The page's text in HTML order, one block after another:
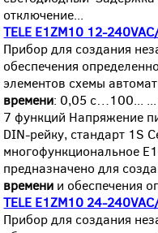
отключение...
TELE E1ZM10 12-
Прибор для создания
обеспечения
элементов схемы
времени: 0,05 с…100... ...
7 функций Напряжение
DIN-рейку, стандарт 1S
многофункциональное
предназначено для
времени и обеспечения
TELE E1ZM10 24-
Прибор для создания